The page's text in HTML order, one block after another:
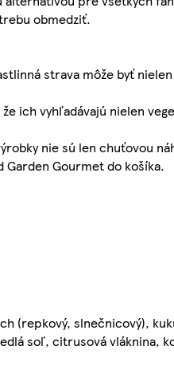
obmedziť.
strava môže byť nielen
ich vyhľadávajú nielen
nie sú len chuťovou
Gourmet do košíka.
(repkový, slnečnicový),
soľ, citrusová vláknina,